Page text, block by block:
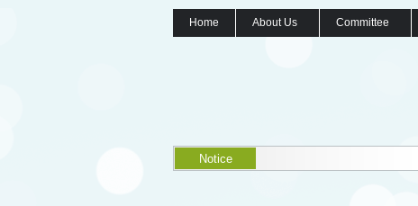
Home About Us Committee
Notice